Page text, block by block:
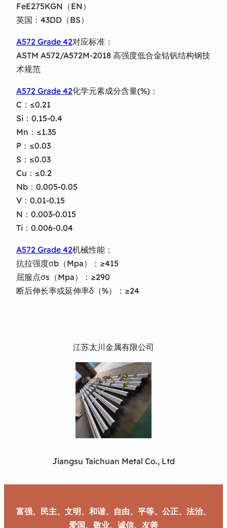
FeE275KGN（EN）
英国：43DD（BS）
A572 Grade 42对应标准：
ASTM A572/A572M-2018 高强度低合金钴钒结构钢技
术规范
A572 Grade 42化学元素成分含量(%)：
C：≤0.21
Si：0.15-0.4
Mn：≤1.35
P：≤0.03
S：≤0.03
Cu：≤0.2
Nb：0.005-0.05
V：0.01-0.15
N：0.003-0.015
Ti：0.006-0.04
A572 Grade 42机械性能：
抗拉强度σb（Mpa）：≥415
屈服点σs（Mpa）：≥290
断后伸长率或延伸率δ（%）：≥24
江苏太川金属有限公司
Jiangsu Taichuan Metal Co., Ltd
富强、民主、文明、和谐、自由、平等、公正、法治、
爱国、敬业、诚信、友善